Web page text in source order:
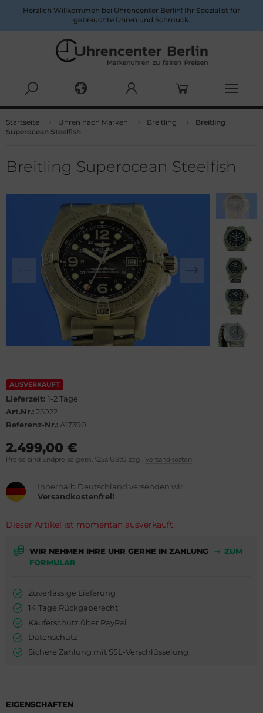
Herzlich Willkommen bei Uhrencenter Berlin! Ihr Spezialist für
gebrauchte Uhren und Schmuck.
Startseite Uhren nach Marken Breitling
Breitling
Superocean Steelfish
Breitling Superocean Steelfish
AUSVERKAUFT
Lieferzeit: 1-2 Tage
Art.Nr.: 25022
Referenz-Nr.: A17390
2.499,00 €
Preise sind Endpreise gem. §25a UStG zzgl. Versandkosten
Innerhalb Deutschland versenden wir
Versandkostenfrei!
Dieser Artikel ist momentan ausverkauft.
WIR NEHMEN IHRE UHR GERNE IN ZAHLUNG
ZUM
FORMULAR
Zuverlässige Lieferung
14 Tage Rückgaberecht
Käuferschutz über PayPal
Datenschutz
Sichere Zahlung mit SSL-Verschlüsselung
EIGENSCHAFTEN
Alles anzeigen aus Herrenuhren
& Mercier
Lemans
LeCoultre
Alles anzeigen aus Damenuhren
LeCoultre
Lacroix
Heuer